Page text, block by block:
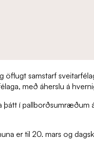
öflugt samstarf
með áherslu á
þátt í
er til 20. mars og